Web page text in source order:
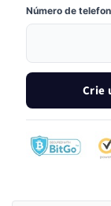
Número de
Crie